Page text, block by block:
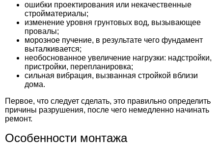
ошибки проектирования или некачественные
стройматериалы;
изменение уровня грунтовых вод, вызывающее
провалы;
морозное пучение, в результате чего фундамент
выталкивается;
необоснованное увеличение нагрузки: надстройки,
пристройки, перепланировка;
сильная вибрация, вызванная стройкой вблизи
дома.
Первое, что следует сделать, это правильно определить
причины разрушения, после чего немедленно начинать
ремонт.
Особенности монтажа